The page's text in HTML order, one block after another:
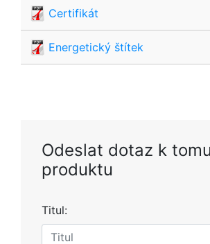
Certifikát
Energetický štítek
Odeslat dotaz k
produktu
Titul: